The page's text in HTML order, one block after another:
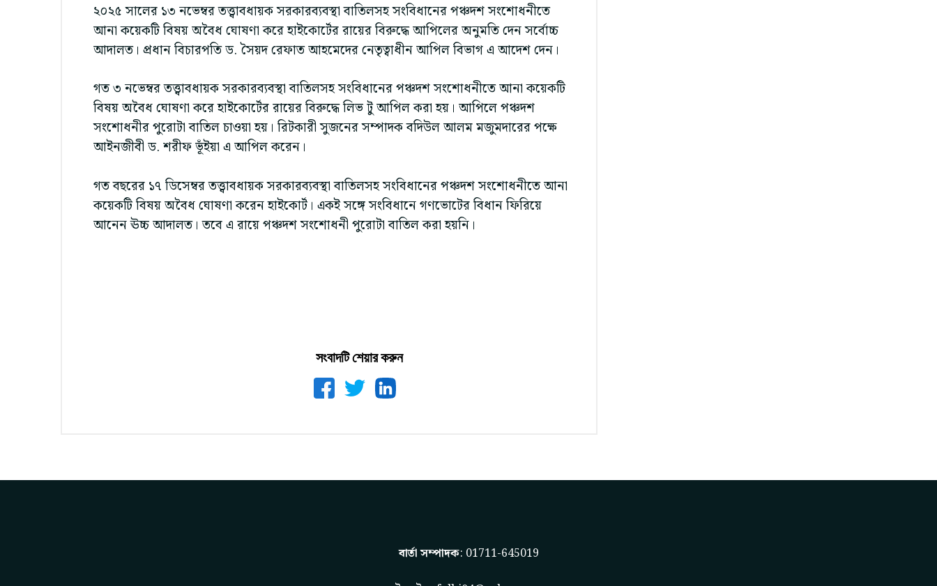
২০২৫ সালের ১৩ নভেম্বর তত্ত্বাবধায়ক সরকারব্যবস্থা বাতিলসহ সংবিধানের পঞ্চদশ সংশোধনীতে
আনা কয়েকটি বিষয় অবৈধ ঘোষণা করে হাইকোর্টের রায়ের বিরুদ্ধে আপিলের অনুমতি দেন সর্বোচ্চ
আদালত। প্রধান বিচারপতি ড. সৈয়দ রেফাত আহমেদের নেতৃত্বাধীন আপিল বিভাগ এ আদেশ দেন।
গত ৩ নভেম্বর তত্ত্বাবধায়ক সরকারব্যবস্থা বাতিলসহ সংবিধানের পঞ্চদশ সংশোধনীতে আনা কয়েকটি
বিষয় অবৈধ ঘোষণা করে হাইকোর্টের রায়ের বিরুদ্ধে লিভ টু আপিল করা হয়। আপিলে পঞ্চদশ
সংশোধনীর পুরোটা বাতিল চাওয়া হয়। রিটকারী সুজনের সম্পাদক বদিউল আলম মজুমদারের পক্ষে
আইনজীবী ড. শরীফ ভূঁইয়া এ আপিল করেন।
গত বছরের ১৭ ডিসেম্বর তত্ত্বাবধায়ক সরকারব্যবস্থা বাতিলসহ সংবিধানের পঞ্চদশ সংশোধনীতে আনা
কয়েকটি বিষয় অবৈধ ঘোষণা করেন হাইকোর্ট। একই সঙ্গে সংবিধানে গণভোটের বিধান ফিরিয়ে
আনেন ঊচ্চ আদালত। তবে এ রায়ে পঞ্চদশ সংশোধনী পুরোটা বাতিল করা হয়নি।
সংবাদটি শেয়ার করুন
বার্তা সম্পাদক: 01711-645019